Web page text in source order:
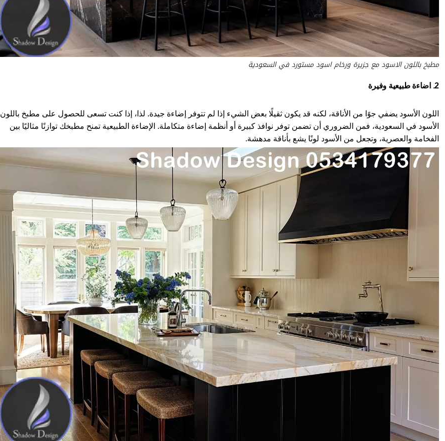
مطبخ باللون الاسود مع جزيرة ورخام اسود مستورد في السعودية
2. اضاءة طبيعية وفيرة
اللون الأسود يضفي جوًا من الأناقة، لكنه قد يكون ثقيلًا بعض الشيء إذا لم تتوفر إضاءة جيدة. لذا، إذا كنت تسعى للحصول على مطبخ باللون
الأسود في السعودية، فمن الضروري أن تضمن توفر نوافذ كبيرة أو أنظمة إضاءة متكاملة. الإضاءة الطبيعية تمنح مطبخك توازنًا مثاليًا بين
الفخامة والعصرية، وتجعل من الأسود لونًا يشع بأناقة مدهشة.